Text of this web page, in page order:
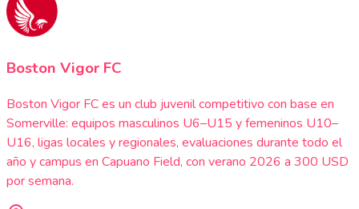
Boston Vigor FC
Boston Vigor FC es un club juvenil competitivo con base en
Somerville: equipos masculinos U6–U15 y femeninos U10–
U16, ligas locales y regionales, evaluaciones durante todo el
año y campus en Capuano Field, con verano 2026 a 300 USD
por semana.